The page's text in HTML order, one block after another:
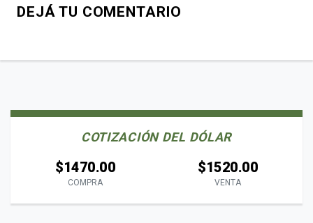
DEJÁ TU COMENTARIO
COTIZACIÓN DEL DÓLAR
$1470.00
COMPRA
$1520.00
VENTA